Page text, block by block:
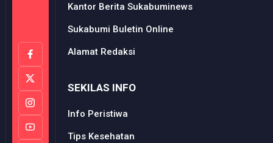
Kantor Berita Sukabuminews
Sukabumi Buletin Online
Alamat Redaksi
SEKILAS INFO
Info Peristiwa
Tips Kesehatan